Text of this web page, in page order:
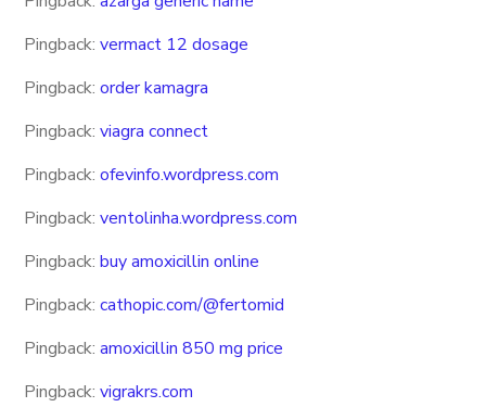
Pingback:vermact 12 dosage
Pingback:order kamagra
Pingback:viagra connect
Pingback:ofevinfo.wordpress.com
Pingback:ventolinha.wordpress.com
Pingback:buy amoxicillin online
Pingback:cathopic.com/@fertomid
Pingback:amoxicillin 850 mg price
Pingback:vigrakrs.com